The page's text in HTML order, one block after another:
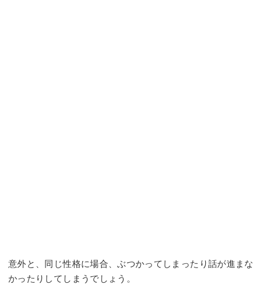
意外と、同じ性格に場合、ぶつかってしまったり話が進まな
かったりしてしまうでしょう。